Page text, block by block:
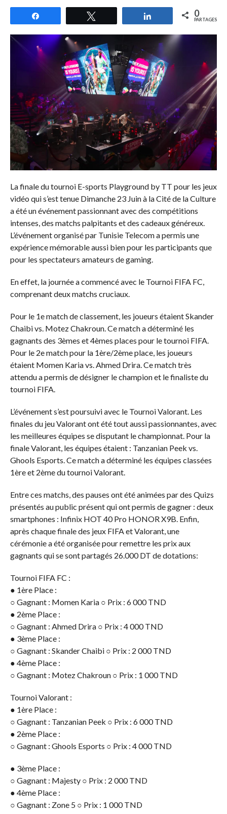
Partagez 0
PARTAGES
La finale du tournoi E-sports Playground by TT pour les jeux
vidéo qui s’est tenue Dimanche 23 Juin à la Cité de la Culture
a été un événement passionnant avec des compétitions
intenses, des matchs palpitants et des cadeaux généreux.
L’événement organisé par Tunisie Telecom a permis une
expérience mémorable aussi bien pour les participants que
pour les spectateurs amateurs de gaming.
En effet, la journée a commencé avec le Tournoi FIFA FC,
comprenant deux matchs cruciaux.
Pour le 1e match de classement, les joueurs étaient Skander
Chaibi vs. Motez Chakroun. Ce match a déterminé les
gagnants des 3èmes et 4èmes places pour le tournoi FIFA.
Pour le 2e match pour la 1ère/2ème place, les joueurs
étaient Momen Karia vs. Ahmed Drira. Ce match très
attendu a permis de désigner le champion et le finaliste du
tournoi FIFA.
L’événement s’est poursuivi avec le Tournoi Valorant. Les
finales du jeu Valorant ont été tout aussi passionnantes, avec
les meilleures équipes se disputant le championnat. Pour la
finale Valorant, les équipes étaient : Tanzanian Peek vs.
Ghools Esports. Ce match a déterminé les équipes classées
1ère et 2ème du tournoi Valorant.
Entre ces matchs, des pauses ont été animées par des Quizs
présentés au public présent qui ont permis de gagner : deux
smartphones : Infinix HOT 40 Pro HONOR X9B. Enfin,
après chaque finale des jeux FIFA et Valorant, une
cérémonie a été organisée pour remettre les prix aux
gagnants qui se sont partagés 26.000 DT de dotations:
Tournoi FIFA FC :
● 1ère Place :
○ Gagnant : Momen Karia ○ Prix : 6 000 TND
● 2ème Place :
○ Gagnant : Ahmed Drira ○ Prix : 4 000 TND
● 3ème Place :
○ Gagnant : Skander Chaibi ○ Prix : 2 000 TND
● 4ème Place :
○ Gagnant : Motez Chakroun ○ Prix : 1 000 TND
Tournoi Valorant :
● 1ère Place :
○ Gagnant : Tanzanian Peek ○ Prix : 6 000 TND
● 2ème Place :
○ Gagnant : Ghools Esports ○ Prix : 4 000 TND
● 3ème Place :
○ Gagnant : Majesty ○ Prix : 2 000 TND
● 4ème Place :
○ Gagnant : Zone 5 ○ Prix : 1 000 TND